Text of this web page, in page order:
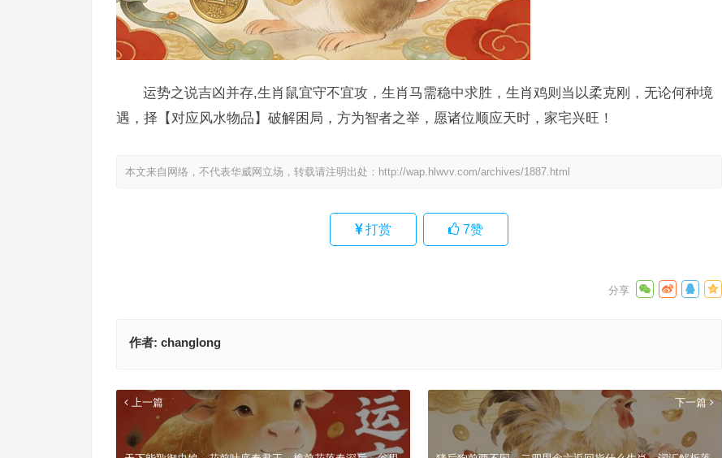
运势之说吉凶并存,生肖鼠宜守不宜攻，生肖马需稳中求胜，生肖鸡则当以柔克刚，无论何种境
遇，择【对应风水物品】破解困局，方为智者之举，愿诸位顺应天时，家宅兴旺！
本文来自网络，不代表华威网立场，转载请注明出处： http://wap.hlwvv.com/archives/1887.html
打赏 7赞
作者: changlong
上一篇 下一篇